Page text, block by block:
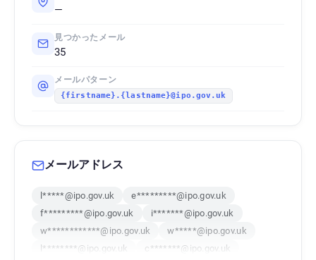
—
見つかったメール
35
メールパターン
{firstname}.{lastname}@ipo.gov.uk
メールアドレス
l*****@ipo.gov.uk
e*********@ipo.gov.uk
f*********@ipo.gov.uk
i*******@ipo.gov.uk
w************@ipo.gov.uk
w*****@ipo.gov.uk
l********@ipo.gov.uk
c*******@ipo.gov.uk